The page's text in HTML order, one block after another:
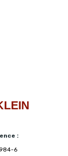
:
6